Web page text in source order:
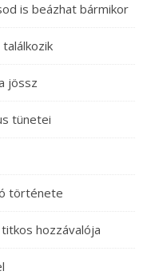
is beázhat bármikor
jössz
tünetei
története
hozzávalója